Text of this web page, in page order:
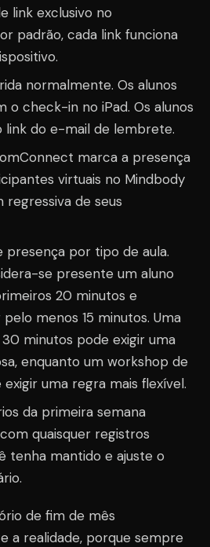
link exclusivo no
padrão, cada link funciona
normalmente. Os alunos
o check-in no iPad. Os alunos
link do e-mail de lembrete.
marca a presença
virtuais no Mindbody
de seus
presença por tipo de aula.
se presente um aluno
20 minutos e
menos 15 minutos. Uma
minutos pode exigir uma
enquanto um workshop de
uma regra mais flexível.
da primeira semana
quaisquer registros
tenha mantido e ajuste o
de fim de mês
a realidade, porque sempre